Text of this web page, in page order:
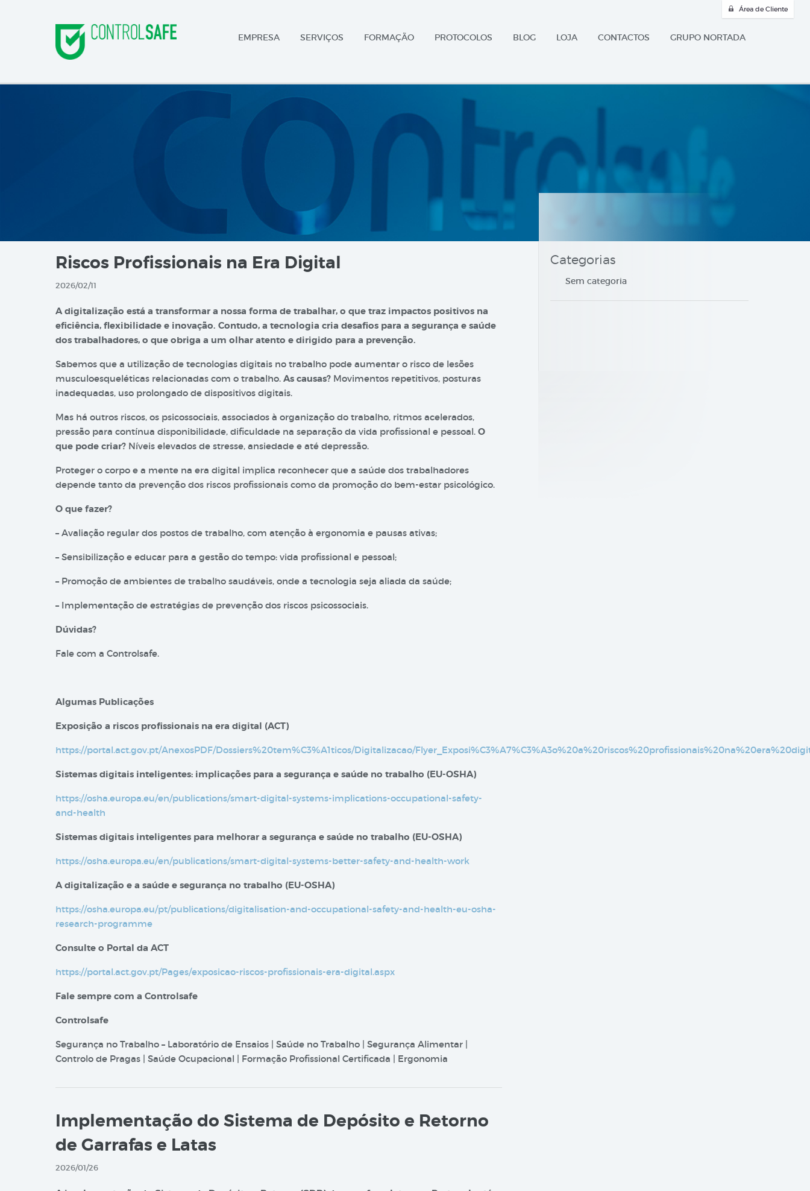
Área de Cliente
EMPRESA SERVIÇOS FORMAÇÃO PROTOCOLOS BLOG LOJA CONTACTOS GRUPO NORTADA
Riscos Profissionais na Era Digital
2026/02/11
A digitalização está a transformar a nossa forma de trabalhar, o que traz impactos positivos na
eficiência, flexibilidade e inovação. Contudo, a tecnologia cria desafios para a segurança e saúde
dos trabalhadores, o que obriga a um olhar atento e dirigido para a prevenção.
Sabemos que a utilização de tecnologias digitais no trabalho pode aumentar o risco de lesões
musculoesqueléticas relacionadas com o trabalho. As causas? Movimentos repetitivos, posturas
inadequadas, uso prolongado de dispositivos digitais.
Mas há outros riscos, os psicossociais, associados à organização do trabalho, ritmos acelerados,
pressão para contínua disponibilidade, dificuldade na separação da vida profissional e pessoal. O
que pode criar? Níveis elevados de stresse, ansiedade e até depressão.
Proteger o corpo e a mente na era digital implica reconhecer que a saúde dos trabalhadores
depende tanto da prevenção dos riscos profissionais como da promoção do bem-estar psicológico.
O que fazer?
– Avaliação regular dos postos de trabalho, com atenção à ergonomia e pausas ativas;
– Sensibilização e educar para a gestão do tempo: vida profissional e pessoal;
– Promoção de ambientes de trabalho saudáveis, onde a tecnologia seja aliada da saúde;
– Implementação de estratégias de prevenção dos riscos psicossociais.
Dúvidas?
Fale com a Controlsafe.
Algumas Publicações
Exposição a riscos profissionais na era digital​ (ACT)
https://portal.act.gov.pt/AnexosPDF/Dossiers%20tem%C3%A1ticos/Digitalizacao/
Sistemas digitais inteligentes: implicações para a segurança e saúde no trabalho (EU-OSHA)
https://osha.europa.eu/en/publications/smart-digital-systems-implications-occupational-safety-
and-health
Sistemas digitais inteligentes para melhorar a segurança e saúde no trabalho​​ (EU-OSHA)
https://osha.europa.eu/en/publications/smart-digital-systems-better-safety-and-health-work
A digitalização e a saúde e segurança no trabalho (EU-OSHA)
https://osha.europa.eu/pt/publications/digitalisation-and-occupational-safety-and-health-eu-osha-
research-programme
Consulte o Portal da ACT
https://portal.act.gov.pt/Pages/exposicao-riscos-profissionais-era-digital.aspx
Fale sempre com a Controlsafe
Controlsafe
Segurança no Trabalho – Laboratório de Ensaios | Saúde no Trabalho | Segurança Alimentar |
Controlo de Pragas | Saúde Ocupacional | Formação Profissional Certificada | Ergonomia
Implementação do Sistema de Depósito e Retorno
de Garrafas e Latas
2026/01/26
Categorias
Sem categoria